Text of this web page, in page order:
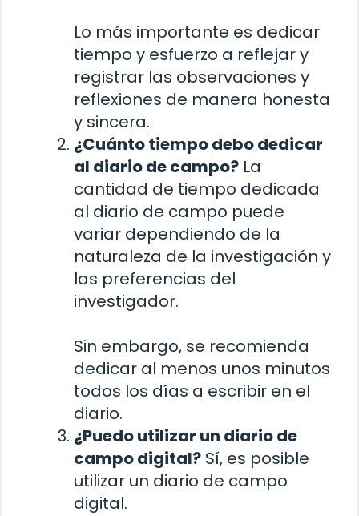
Lo más importante es dedicar
tiempo y esfuerzo a reflejar y
registrar las observaciones y
reflexiones de manera honesta
y sincera.
¿Cuánto tiempo debo dedicar
al diario de campo? La
cantidad de tiempo dedicada
al diario de campo puede
variar dependiendo de la
naturaleza de la investigación y
las preferencias del
investigador.
Sin embargo, se recomienda
dedicar al menos unos minutos
todos los días a escribir en el
diario.
¿Puedo utilizar un diario de
campo digital? Sí, es posible
utilizar un diario de campo
digital.